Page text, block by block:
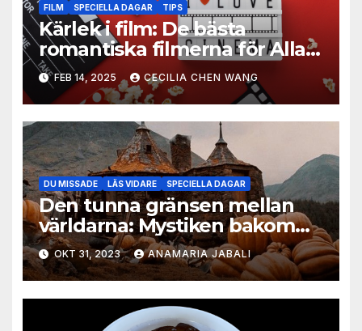
FILM SPECIELLA DAGAR TIPS
Kärlek i film: De bästa
romantiska filmerna för Alla
hjärtans dag
FEB 14, 2025 CECILIA CHEN WANG
DU MISSADE LÄS VIDARE SPECIELLA DAGAR
Den tunna gränsen mellan
världarna: Mystiken bakom
Halloween-firandet
OKT 31, 2023 ANAMARIA JABALI